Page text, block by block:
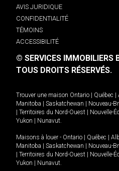
AVIS JURIDIQUE
CONFIDENTIALITÉ
TÉMOINS
ACCESSIBILITÉ
© SERVICES IMMOBILIERS
TOUS DROITS RÉSERVÉS.
Trouver une maison Ontario Québec
Manitoba
Saskatchewan Nouveau-
Territoires du Nord-Ouest Nouvelle-
Yukon
Nunavut.
Maisons à louer - Ontario Québec
Manitoba
Saskatchewan Nouveau-
Territoires du Nord-Ouest Nouvelle-
Yukon
Nunavut.